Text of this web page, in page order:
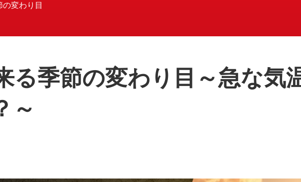
変わり目
る季節の変わり目～急な気
～